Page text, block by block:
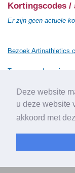
Deze website
u deze website
akkoord met
Kortingscodes /
Er zijn geen actuele
Bezoek
Terug naar de vorige
© 2010-2026
Over
Adverteren |